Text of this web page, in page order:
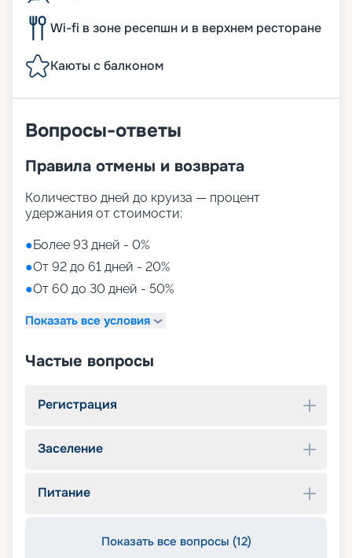
Wi-fi в зоне ресепшн и в верхнем ресторане
Каюты с балконом
Вопросы-ответы
Правила отмены и возврата
Количество дней до круиза — процент
удержания от стоимости:
●Более 93 дней - 0%
●От 92 до 61 дней - 20%
●От 60 до 30 дней - 50%
Показать все условия
Частые вопросы
Регистрация
Заселение
Питание
Показать все вопросы (12)